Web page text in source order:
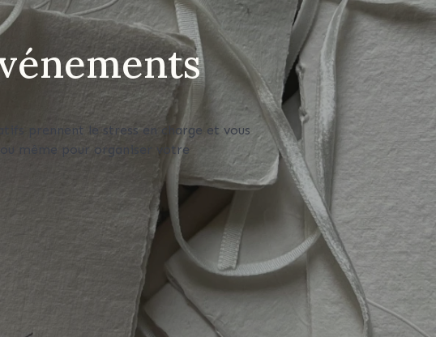
prennent le stress en charge et vous
même pour organiser votre